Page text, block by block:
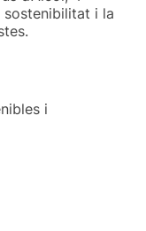
sostenibilitat i la
i